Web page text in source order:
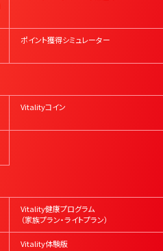
ポイント獲得シミュレーター
Vitalityコイン
Vitality健康プログラム
（家族プラン・ライトプラン）
Vitality体験版